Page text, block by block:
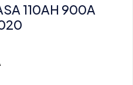
110AH 900A